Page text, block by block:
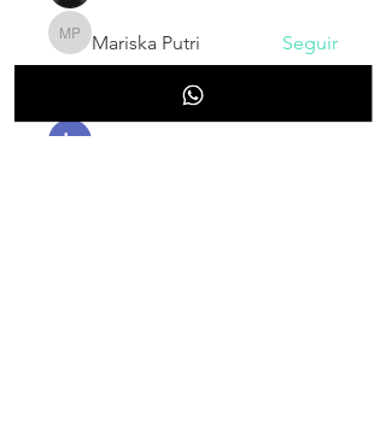
Mariska Putri
Mariska Putri Seguir